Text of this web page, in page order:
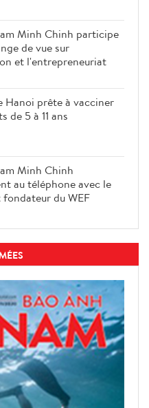
Minh Chinh participe
de vue sur
et l'entrepreneuriat
Hanoi prête à vacciner
de 5 à 11 ans
Minh Chinh
au téléphone avec le
du WEF